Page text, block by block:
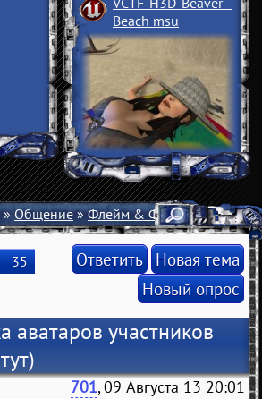
Beach msu
»Общение»Флейм & Флуд»
35
Ответить Новая тема
Новый опрос
аватаров участников
701, 09 Августа 13 20:01